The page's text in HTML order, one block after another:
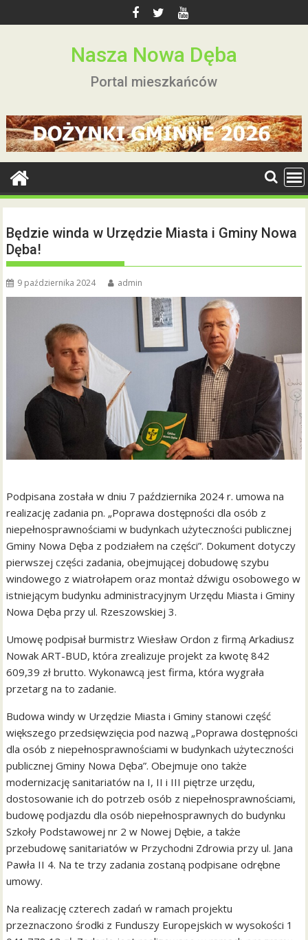
to
Nasza Nowa Dęba
Portal mieszkańców
Będzie winda w Urzędzie Miasta i Gminy Nowa
Dęba!
9 października 2024 admin
Podpisana została w dniu 7 października 2024 r. umowa na
realizację zadania pn. „Poprawa dostępności dla osób z
niepełnosprawnościami w budynkach użyteczności publicznej
Gminy Nowa Dęba z podziałem na części”. Dokument dotyczy
pierwszej części zadania, obejmującej dobudowę szybu
windowego z wiatrołapem oraz montaż dźwigu osobowego w
istniejącym budynku administracyjnym Urzędu Miasta i Gminy
Nowa Dęba przy ul. Rzeszowskiej 3.
Umowę podpisał burmistrz Wiesław Ordon z firmą Arkadiusz
Nowak ART-BUD, która zrealizuje projekt za kwotę 842
609,39 zł brutto. Wykonawcą jest firma, która wygrała
przetarg na to zadanie.
Budowa windy w Urzędzie Miasta i Gminy stanowi część
większego przedsięwzięcia pod nazwą „Poprawa dostępności
dla osób z niepełnosprawnościami w budynkach użyteczności
publicznej Gminy Nowa Dęba”. Obejmuje ono także
modernizację sanitariatów na I, II i III piętrze urzędu,
dostosowanie ich do potrzeb osób z niepełnosprawnościami,
budowę podjazdu dla osób niepełnosprawnych do budynku
Szkoły Podstawowej nr 2 w Nowej Dębie, a także
przebudowę sanitariatów w Przychodni Zdrowia przy ul. Jana
Pawła II 4. Na te trzy zadania zostaną podpisane odrębne
umowy.
Na realizację czterech zadań w ramach projektu
przeznaczono środki z Funduszy Europejskich w wysokości 1